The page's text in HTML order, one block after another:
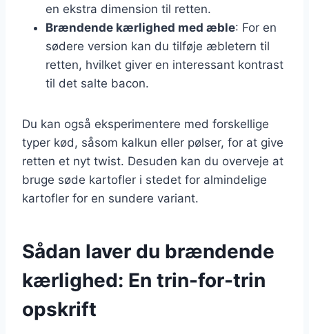
en ekstra dimension til retten.
Brændende kærlighed med æble: For en
sødere version kan du tilføje æbletern til
retten, hvilket giver en interessant kontrast
til det salte bacon.
Du kan også eksperimentere med forskellige
typer kød, såsom kalkun eller pølser, for at give
retten et nyt twist. Desuden kan du overveje at
bruge søde kartofler i stedet for almindelige
kartofler for en sundere variant.
Sådan laver du brændende
kærlighed: En trin-for-trin
opskrift